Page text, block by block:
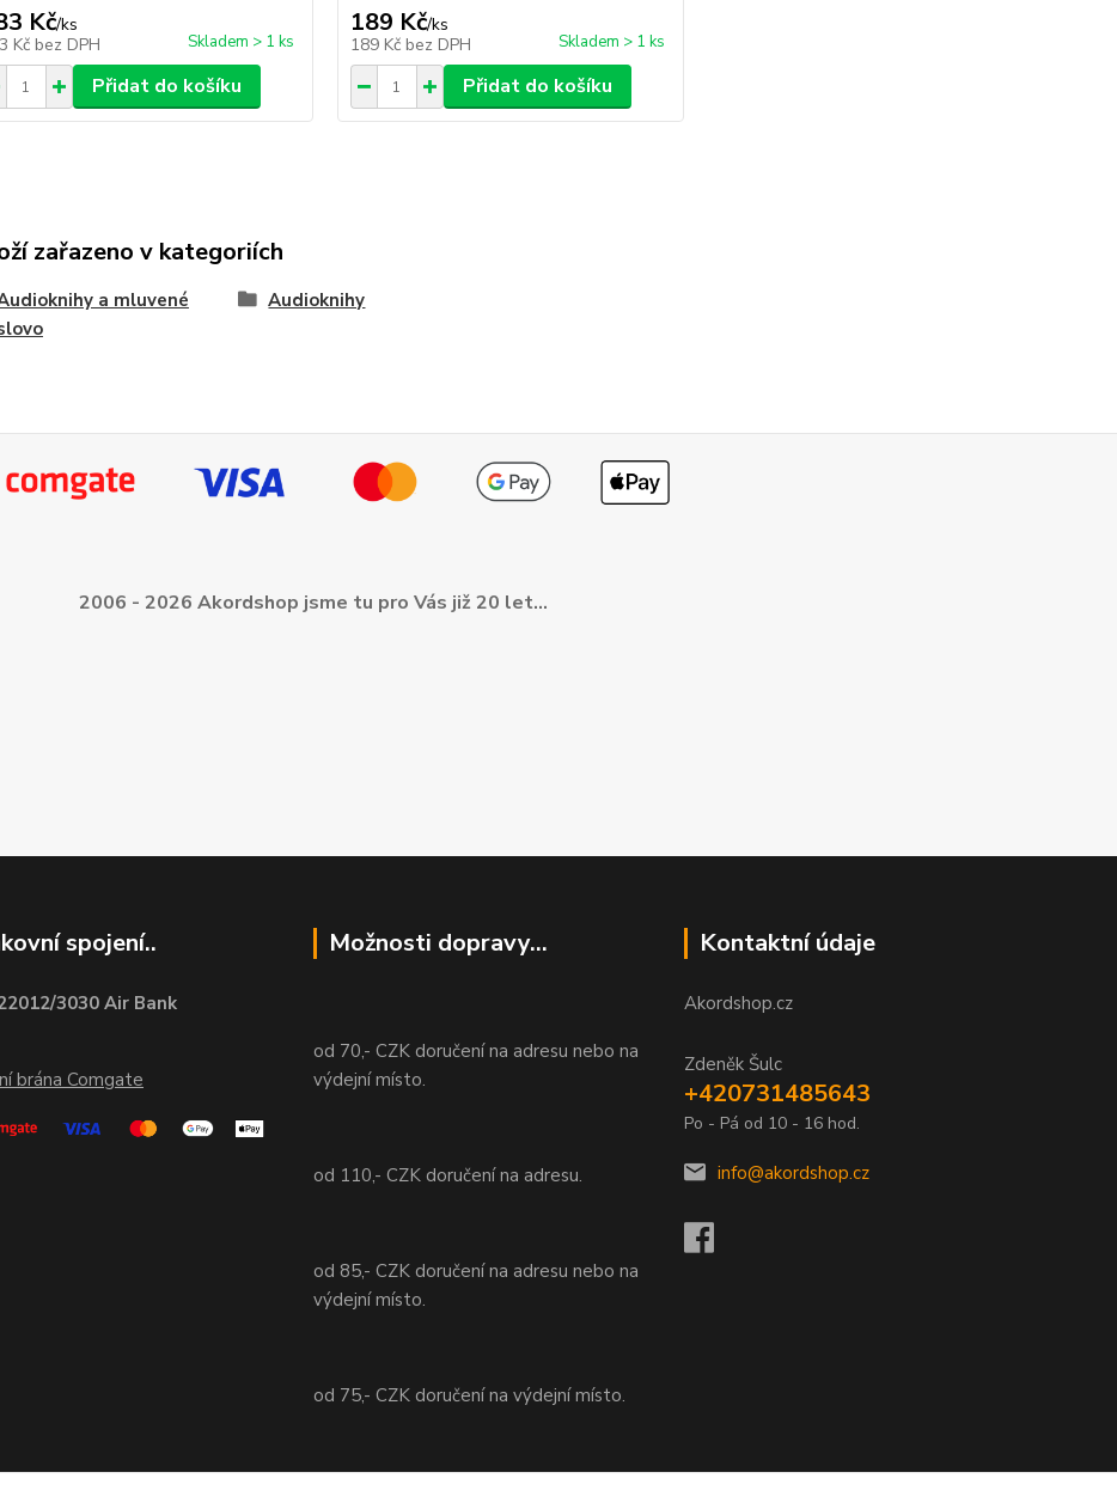
Kč/ks
Kč bez DPH Skladem > 1 ks
Přidat do košíku
189 Kč/ks
189 Kč bez DPH Skladem > 1 ks
Přidat do košíku
zařazeno v kategoriích
a mluvené
Audioknihy
2006 - 2026 Akordshop jsme tu pro Vás již 20 let...
spojení..
3030 Air Bank
brána Comgate
Možnosti dopravy...
od 70,- CZK doručení na adresu nebo na
výdejní místo.
od 110,- CZK doručení na adresu.
od 85,- CZK doručení na adresu nebo na
výdejní místo.
od 75,- CZK doručení na výdejní místo.
Kontaktní údaje
Akordshop.cz
Zdeněk Šulc
+420731485643
Po - Pá od 10 - 16 hod.
info@akordshop.cz